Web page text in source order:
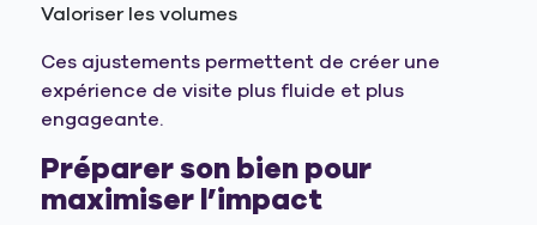
Valoriser les volumes
Ces ajustements permettent de créer une
expérience de visite plus fluide et plus
engageante.
Préparer son bien pour
maximiser l’impact